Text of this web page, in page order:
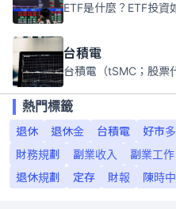
台積電
熱門標籤
退休
退休金 台積電 好市多
財務規劃
副業收入 副業工作
退休規劃
定存 財報 陳時中